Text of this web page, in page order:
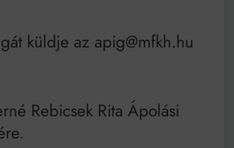
küldje az apig@mfkh.hu
Rebicsek Rita Ápolási